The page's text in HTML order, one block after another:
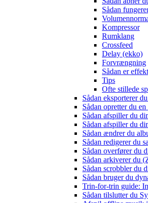
Sådan
Kompressor
Rumklang
Crossfeed
Delay (ekko)
Forvrængning
Sådan er
Tips
Ofte stillede
Sådan eksporterer
Sådan opretter du
Sådan afspiller du
Sådan afspiller du
Sådan ændrer du
Sådan redigerer du
Sådan overfører du
Sådan arkiverer du
Sådan scrobbler du
Sådan bruger du
Trin-for-trin guide:
Sådan tilslutter du